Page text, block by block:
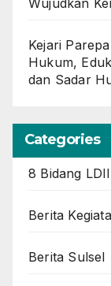
Wujudkan
Kejari
Hukum,
dan Sadar
Categories
8 Bidang LDII
Berita
Berita Sulsel